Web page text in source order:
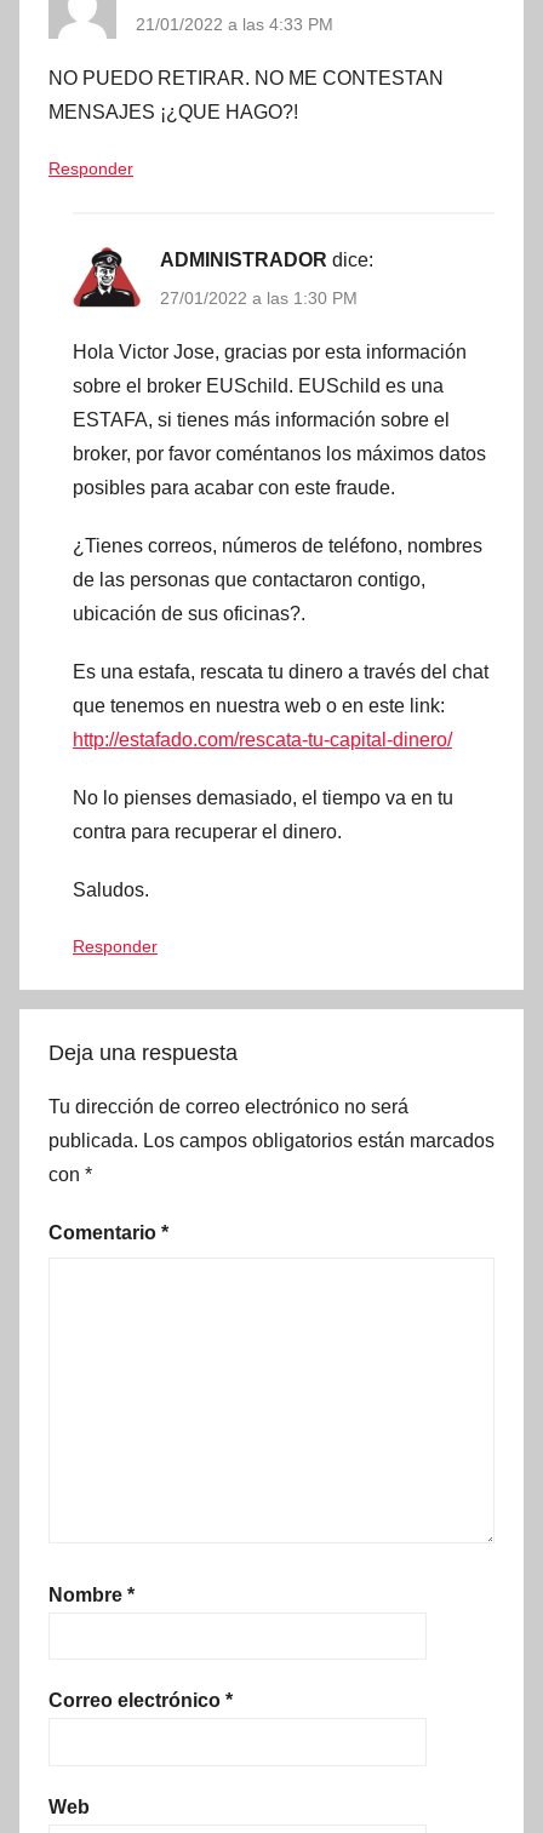
21/01/2022 a las 4:33 PM
NO PUEDO RETIRAR. NO ME CONTESTAN
MENSAJES ¡¿QUE HAGO?!
Responder
ADMINISTRADOR dice:
27/01/2022 a las 1:30 PM
Hola Victor Jose, gracias por esta información
sobre el broker EUSchild. EUSchild es una
ESTAFA, si tienes más información sobre el
broker, por favor coméntanos los máximos datos
posibles para acabar con este fraude.
¿Tienes correos, números de teléfono, nombres
de las personas que contactaron contigo,
ubicación de sus oficinas?.
Es una estafa, rescata tu dinero a través del chat
que tenemos en nuestra web o en este link:
http://estafado.com/rescata-tu-capital-dinero/
No lo pienses demasiado, el tiempo va en tu
contra para recuperar el dinero.
Saludos.
Responder
Deja una respuesta
Tu dirección de correo electrónico no será
publicada. Los campos obligatorios están marcados
con *
Comentario *
Nombre *
Correo electrónico *
Web